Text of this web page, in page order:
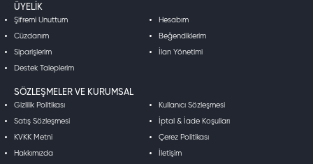
ÜYELIK
Şifremi Unuttum Hesabım
Cüzdanım Beğendiklerim
Siparişlerim İlan Yönetimi
Destek Taleplerim
SÖZLEŞMELER VE KURUMSAL
Gizlilik Politikası Kullanıcı Sözleşmesi
Satış Sözleşmesi İptal & İade Koşulları
KVKK Metni Çerez Politikası
Hakkımızda İletişim